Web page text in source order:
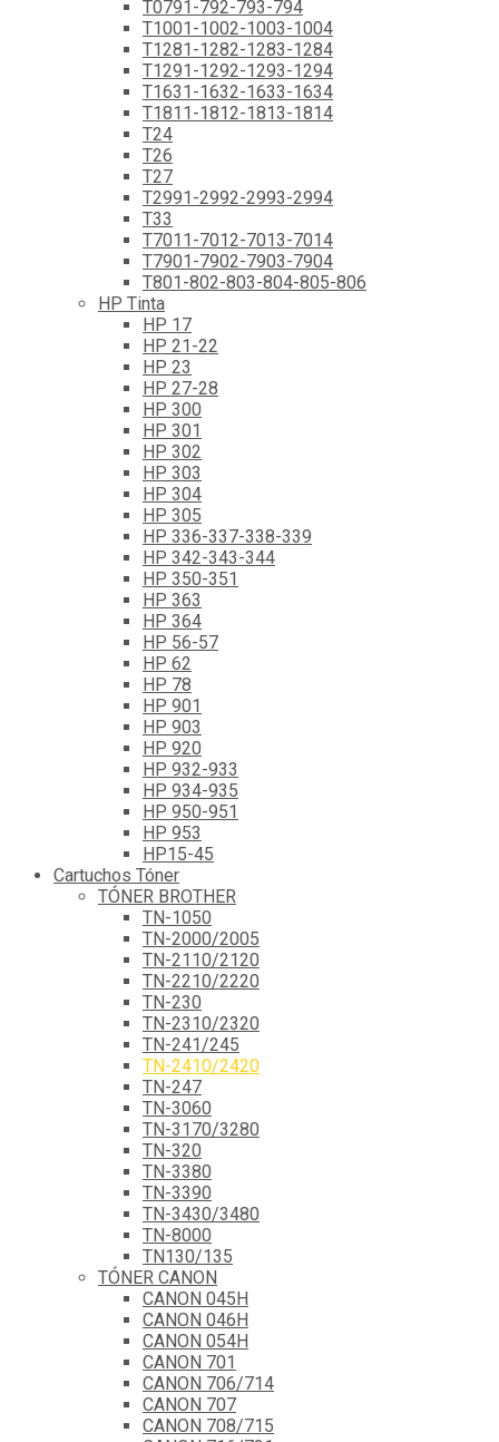
T0791-792-793-794
T1001-1002-1003-1004
T1281-1282-1283-1284
T1291-1292-1293-1294
T1631-1632-1633-1634
T1811-1812-1813-1814
T24
T26
T27
T2991-2992-2993-2994
T33
T7011-7012-7013-7014
T7901-7902-7903-7904
T801-802-803-804-805-806
HP Tinta
HP 17
HP 21-22
HP 23
HP 27-28
HP 300
HP 301
HP 302
HP 303
HP 304
HP 305
HP 336-337-338-339
HP 342-343-344
HP 350-351
HP 363
HP 364
HP 56-57
HP 62
HP 78
HP 901
HP 903
HP 920
HP 932-933
HP 934-935
HP 950-951
HP 953
HP15-45
Cartuchos Tóner
TÓNER BROTHER
TN-1050
TN-2000/2005
TN-2110/2120
TN-2210/2220
TN-230
TN-2310/2320
TN-241/245
TN-2410/2420
TN-247
TN-3060
TN-3170/3280
TN-320
TN-3380
TN-3390
TN-3430/3480
TN-8000
TN130/135
TÓNER CANON
CANON 045H
CANON 046H
CANON 054H
CANON 701
CANON 706/714
CANON 707
CANON 708/715